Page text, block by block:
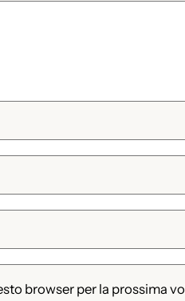
browser per la prossima